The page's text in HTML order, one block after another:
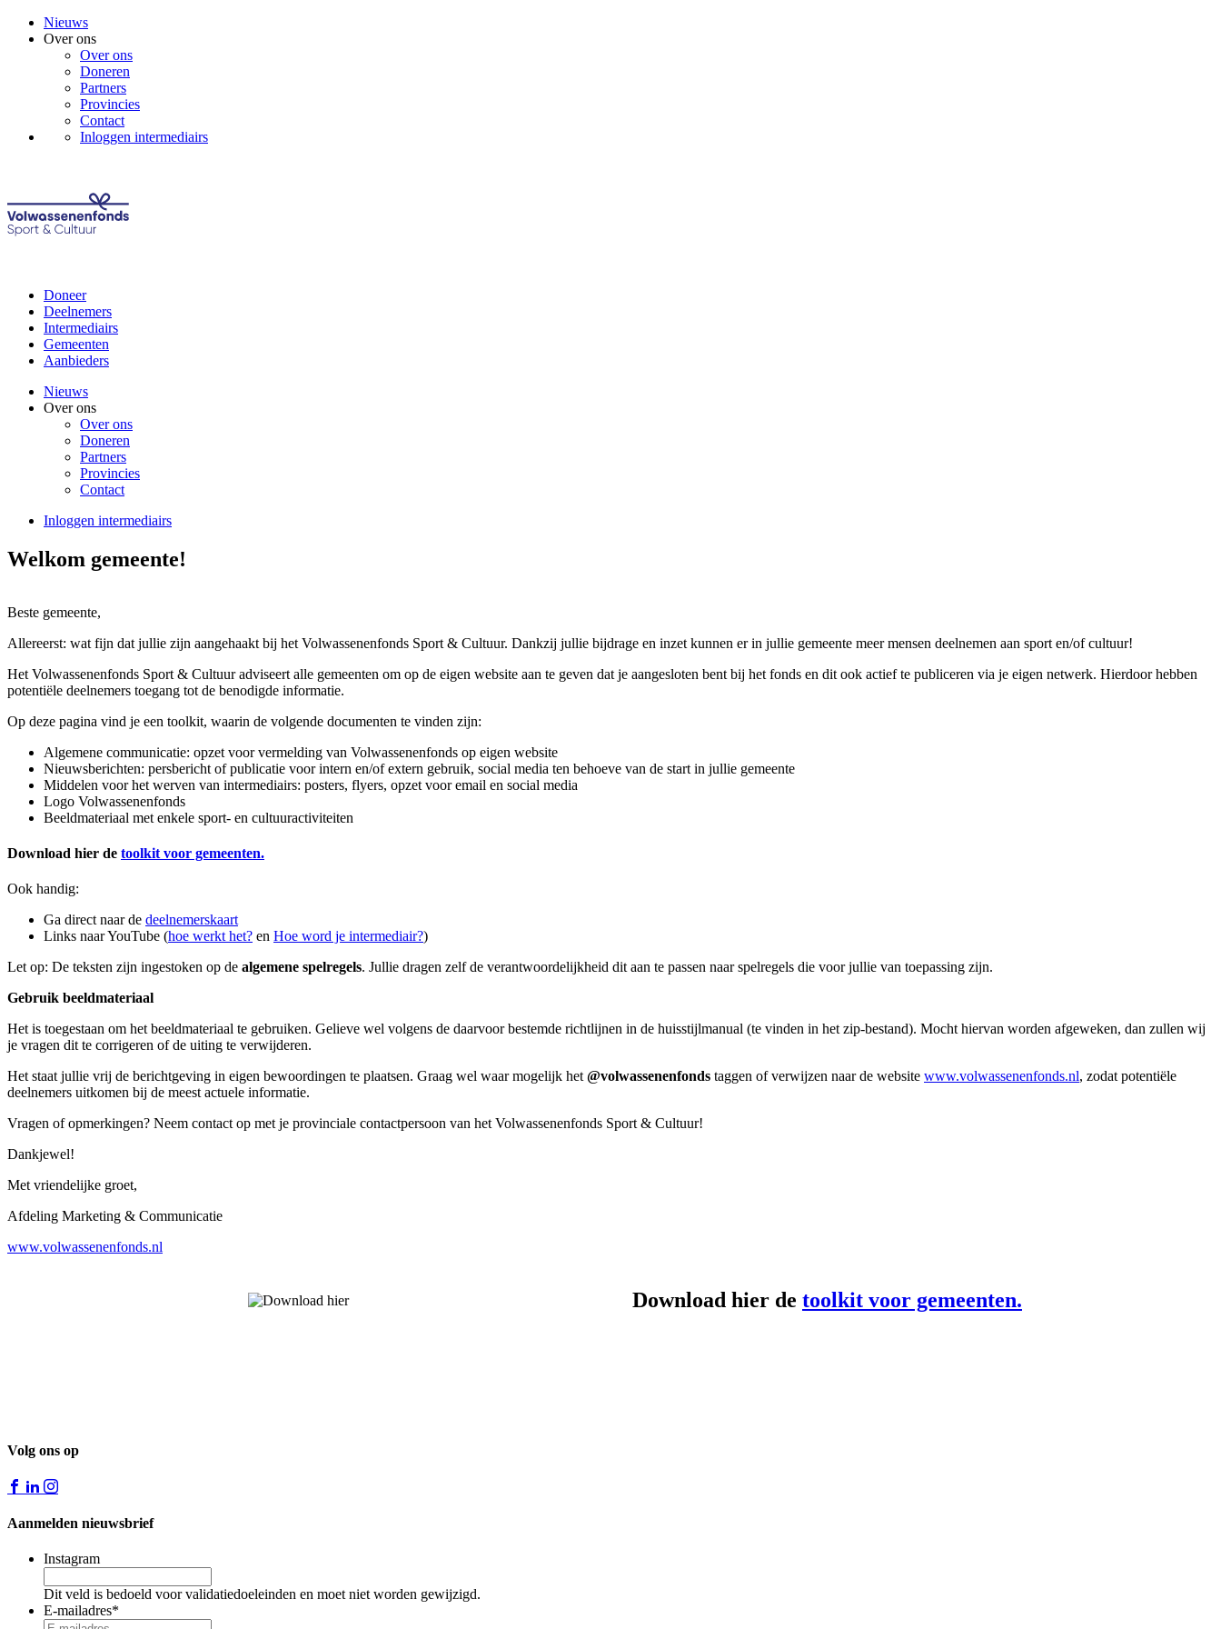
Nieuws
Over ons
Over ons
Doneren
Partners
Provincies
Contact
Inloggen intermediairs
Doneer
Deelnemers
Intermediairs
Gemeenten
Aanbieders
Nieuws
Over ons
Over ons
Doneren
Partners
Provincies
Contact
Inloggen intermediairs
Welkom gemeente!
Beste gemeente,
Allereerst: wat fijn dat jullie zijn aangehaakt bij het Volwassenenfonds Sport & Cultuur. Dankzij jullie bijdrage en inzet kunnen er in jullie gemeente meer mensen deelnemen aan sport en/of cultuur!
Het Volwassenenfonds Sport & Cultuur adviseert alle gemeenten om op de eigen website aan te geven dat je aangesloten bent bij het fonds en dit ook actief te publiceren via je eigen netwerk. Hierdoor hebben
potentiële deelnemers toegang tot de benodigde informatie.
Op deze pagina vind je een toolkit, waarin de volgende documenten te vinden zijn:
Algemene communicatie: opzet voor vermelding van Volwassenenfonds op eigen website
Nieuwsberichten: persbericht of publicatie voor intern en/of extern gebruik, social media ten behoeve van de start in jullie gemeente
Middelen voor het werven van intermediairs: posters, flyers, opzet voor email en social media
Logo Volwassenenfonds
Beeldmateriaal met enkele sport- en cultuuractiviteiten
Download hier de toolkit voor gemeenten.
Ook handig:
Ga direct naar de deelnemerskaart
Links naar YouTube (hoe werkt het? en Hoe word je intermediair?)
Let op: De teksten zijn ingestoken op de algemene spelregels. Jullie dragen zelf de verantwoordelijkheid dit aan te passen naar spelregels die voor jullie van toepassing zijn.
Gebruik beeldmateriaal
Het is toegestaan om het beeldmateriaal te gebruiken. Gelieve wel volgens de daarvoor bestemde richtlijnen in de huisstijlmanual (te vinden in het zip-bestand). Mocht hiervan worden afgeweken, dan zullen wij
je vragen dit te corrigeren of de uiting te verwijderen.
Het staat jullie vrij de berichtgeving in eigen bewoordingen te plaatsen. Graag wel waar mogelijk het @volwassenenfonds taggen of verwijzen naar de website www.volwassenenfonds.nl, zodat potentiële
deelnemers uitkomen bij de meest actuele informatie.
Vragen of opmerkingen? Neem contact op met je provinciale contactpersoon van het Volwassenenfonds Sport & Cultuur!
Dankjewel!
Met vriendelijke groet,
Afdeling Marketing & Communicatie
www.volwassenenfonds.nl
Download hier de toolkit voor gemeenten.
Volg ons op
Aanmelden nieuwsbrief
Instagram
Dit veld is bedoeld voor validatiedoeleinden en moet niet worden gewijzigd.
E-mailadres*